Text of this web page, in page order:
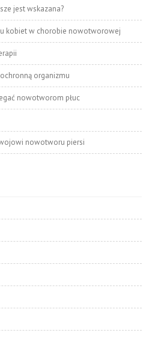
jest wskazana?
kobiet w chorobie nowotworowej
organizmu
nowotworom płuc
nowotworu piersi